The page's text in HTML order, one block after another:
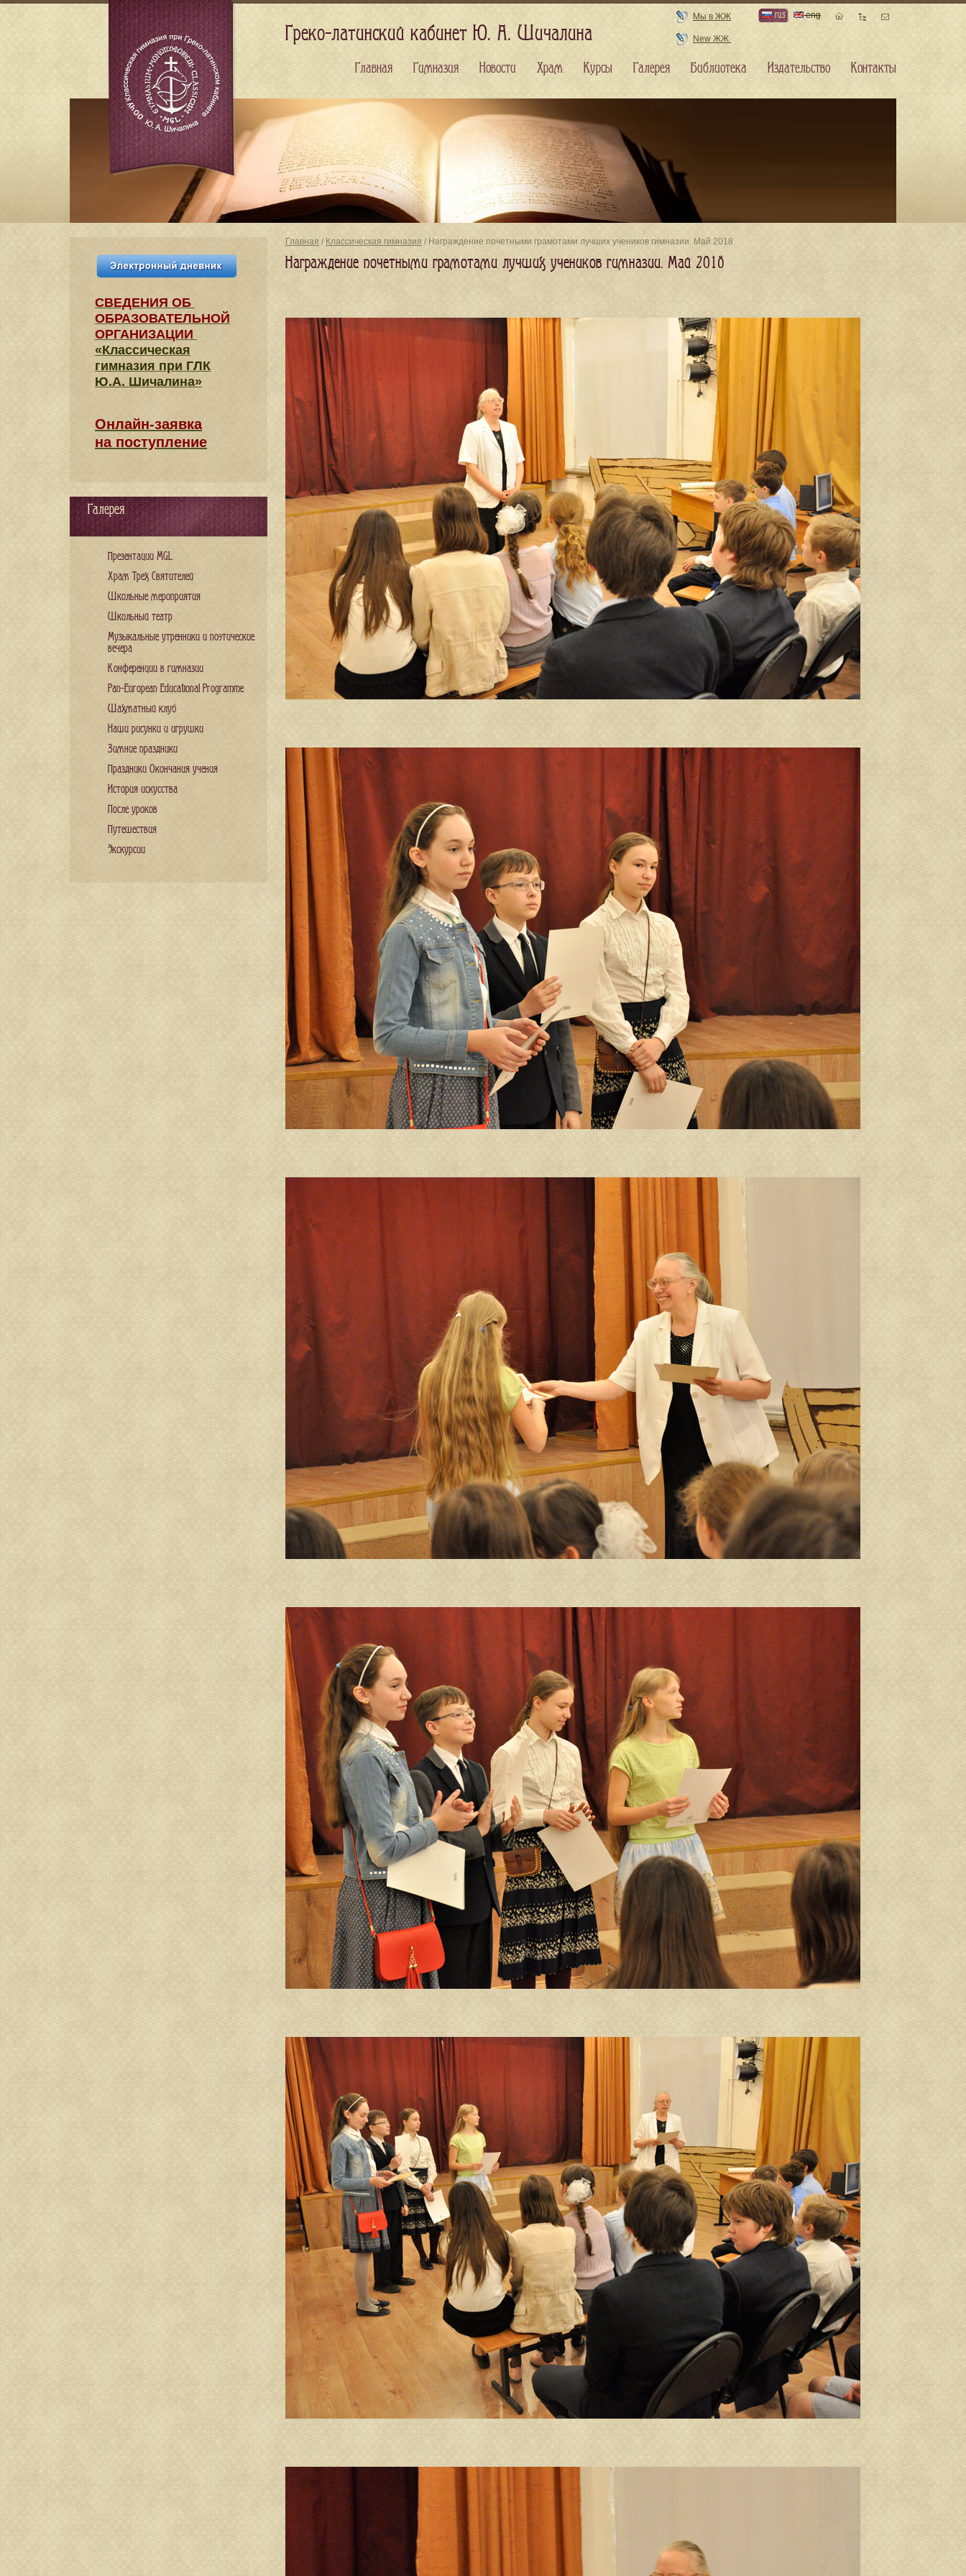
Главная / Классическая гимназия / Награждение почетными грамотами лучших учеников гимназии. Май 2018
Награждение почетными грамотами лучших учеников гимназии. Май 2018
СВЕДЕНИЯ​ ОБ
ОБРАЗОВАТЕЛЬНОЙ
ОРГАНИЗАЦИИ
«Классическая
гимназия при ГЛК
Ю.А. Шичалина»
Онлайн-заявка
на поступление
Галерея
Презентации MGL
Храм Трех Святителей
Школьные мероприятия
Школьный театр
Музыкальные утренники и поэтические
вечера
Конференции в гимназии
Pan-European Educational Programme
Шахматный клуб
Наши рисунки и игрушки
Зимние праздники
Праздники Окончания учения
История искусства
После уроков
Путешествия
Экскурсии
Греко-латинский кабинет Ю. А. Шичалина
Мы в ЖЖ
New ЖЖ
rus eng
Главная Гимназия Новости Храм Курсы Галерея Библиотека Издательство Контакты